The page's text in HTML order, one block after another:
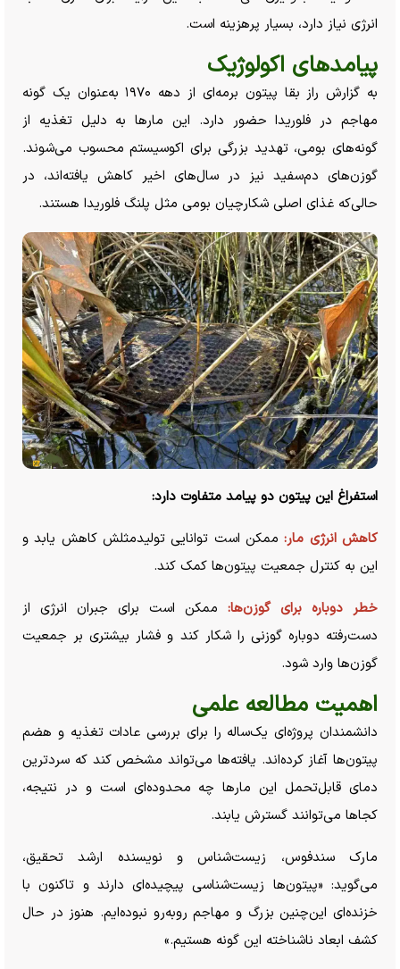
انرژی نیاز دارد، بسیار پرهزینه است.
پیامد‌های اکولوژیک
به گزارش راز بقا پیتون برمه‌ای از دهه ۱۹۷۰ به‌عنوان یک گونه
مهاجم در فلوریدا حضور دارد. این مار‌ها به دلیل تغذیه از
گونه‌های بومی، تهدید بزرگی برای اکوسیستم محسوب می‌شوند.
گوزن‌های دم‌سفید نیز در سال‌های اخیر کاهش یافته‌اند، در
حالی‌که غذای اصلی شکارچیان بومی مثل پلنگ فلوریدا هستند.
استفراغ این پیتون دو پیامد متفاوت دارد:
کاهش انرژی مار:ممکن است توانایی تولیدمثلش کاهش یابد و
این به کنترل جمعیت پیتون‌ها کمک کند.
خطر دوباره برای گوزن‌ها: ممکن است برای جبران انرژی از
دست‌رفته دوباره گوزنی را شکار کند و فشار بیشتری بر جمعیت
گوزن‌ها وارد شود.
اهمیت مطالعه علمی
دانشمندان پروژه‌ای یک‌ساله را برای بررسی عادات تغذیه و هضم
پیتون‌ها آغاز کرده‌اند. یافته‌ها می‌تواند مشخص کند که سردترین
دمای قابل‌تحمل این مار‌ها چه محدوده‌ای است و در نتیجه،
کجا‌ها می‌توانند گسترش یابند.
مارک سندفوس، زیست‌شناس و نویسنده ارشد تحقیق،
می‌گوید: «پیتون‌ها زیست‌شناسی پیچیده‌ای دارند و تاکنون با
خزنده‌ای این‌چنین بزرگ و مهاجم روبه‌رو نبوده‌ایم. هنوز در حال
کشف ابعاد ناشناخته این گونه هستیم.»